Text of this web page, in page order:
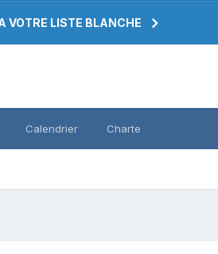
VOTRE LISTE BLANCHE
Calendrier Charte